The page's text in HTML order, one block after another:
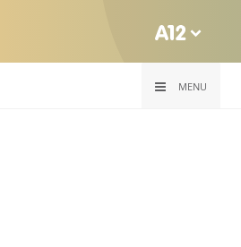
MENU